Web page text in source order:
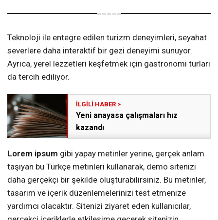
Teknoloji ile entegre edilen turizm deneyimleri, seyahat
severlere daha interaktif bir gezi deneyimi sunuyor.
Ayrıca, yerel lezzetleri keşfetmek için gastronomi turları
da tercih ediliyor.
Yeni anayasa çalışmaları hız
kazandı
Lorem ipsum gibi yapay metinler yerine, gerçek anlam
taşıyan bu Türkçe metinleri kullanarak, demo sitenizi
daha gerçekçi bir şekilde oluşturabilirsiniz. Bu metinler,
tasarım ve içerik düzenlemelerinizi test etmenize
yardımcı olacaktır. Sitenizi ziyaret eden kullanıcılar,